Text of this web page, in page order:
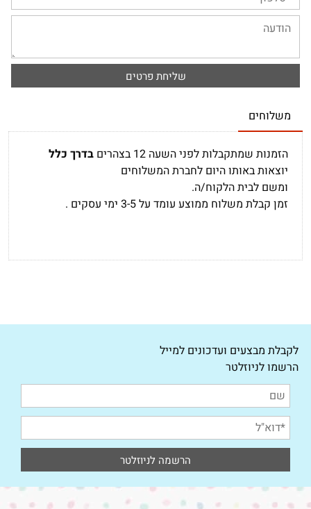
משלוחים
הזמנות שמתקבלות לפני השעה 12 בצהרים
בדרך כלל
יוצאות באותו היום לחברת המשלוחים
ומשם לבית הלקוח/ה.
זמן קבלת משלוח ממוצע עומד על 3-5 ימי עסקים .
לקבלת מבצעים ועדכונים למייל
הרשמו לניוזלטר